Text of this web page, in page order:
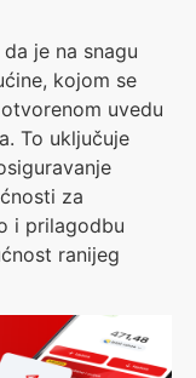
je na snagu
kojom se
uvedu
To uključuje
za
i prilagodbu
ranijeg